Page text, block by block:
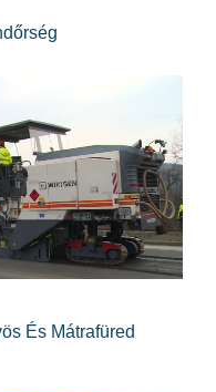
És Mátrafüred